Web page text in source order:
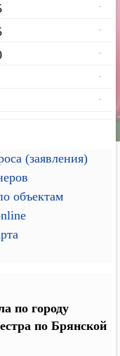
-
-
-
-
-
(заявления)
объектам
по городу
по Брянской